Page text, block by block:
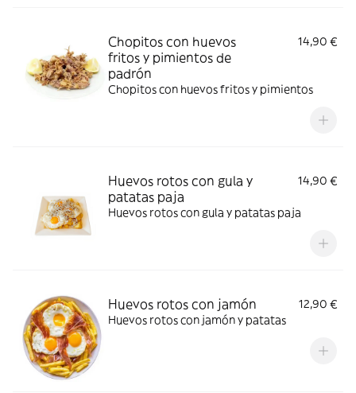
Chopitos con huevos
fritos y pimientos de
padrón
14,90 €
Chopitos con huevos fritos y pimientos
Huevos rotos con gula y
patatas paja
14,90 €
Huevos rotos con gula y patatas paja
Huevos rotos con jamón
12,90 €
Huevos rotos con jamón y patatas